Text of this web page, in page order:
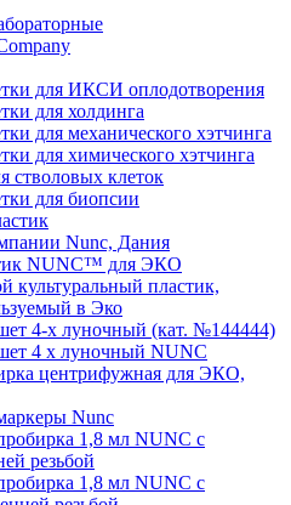
для ИКСИ оплодотворения
для холдинга
для механического хэтчинга
для химического хэтчинга
стволовых клеток
для биопсии
Nunc, Дания
NUNC™ для ЭКО
культуральный пластик,
в Эко
4-х луночный (кат. №144444)
4 х луночный NUNC
центрифужная для ЭКО,
Nunc
1,8 мл NUNC с
резьбой
1,8 мл NUNC с